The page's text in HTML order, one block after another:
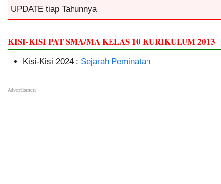
UPDATE tiap Tahunnya
KISI-KISI PAT SMA/MA KELAS 10 KURIKULUM 2013
Kisi-Kisi 2024 : Sejarah Peminatan
Advertismen